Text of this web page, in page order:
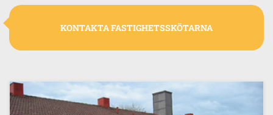
KONTAKTA FASTIGHETSSKÖTARNA